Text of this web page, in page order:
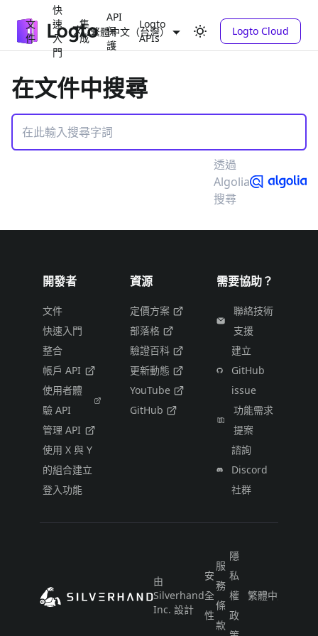
文
件
快
速
入
門
集
成
API
保
護
Logto
APIs
繁體中文（台灣） Logto Cloud
在文件中搜尋
透過
Algolia
搜尋
開發者
文件
快速入門
整合
帳戶 API
使用者體
驗 API
管理 API
使用 X 與 Y
的組合建立
登入功能
資源
定價方案
部落格
驗證百科
更新動態
YouTube
GitHub
需要協助？
聯絡技術
支援
建立
GitHub
issue
功能需求
提案
諮詢
Discord
社群
由
Silverhand
Inc. 設計
安
全
性
服
務
條
款
隱
私
權
政
繁體中文（台